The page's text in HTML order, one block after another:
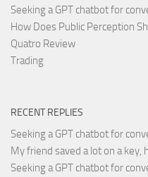
Seeking a GPT chatbot for
How Does Public Perception
Quatro Review
Trading
RECENT REPLIES
Seeking a GPT chatbot for
My friend saved a lot on a key,
Seeking a GPT chatbot for